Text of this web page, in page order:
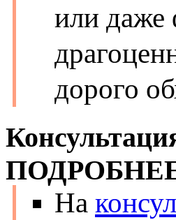
или даже
дорого
На